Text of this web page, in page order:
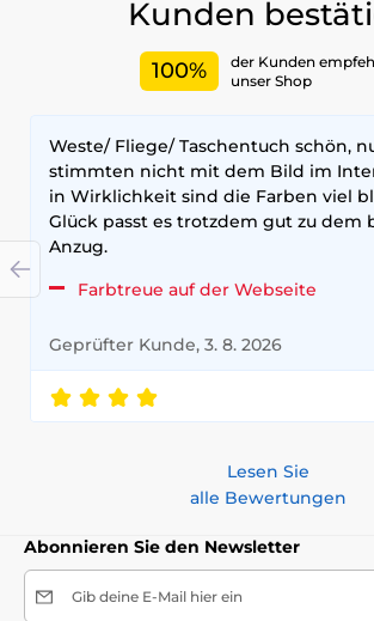
Kunden
100%
der Kunden
unser Shop
Weste/ Fliege/ Taschentuch schön,
stimmten nicht mit dem Bild im
in Wirklichkeit sind die Farben viel
Glück passt es trotzdem gut zu dem
Anzug.
Farbtreue auf der Webseite
Geprüfter Kunde, 3. 8. 2026
Lesen Sie
alle Bewertungen
Abonnieren Sie den Newsletter
Gib deine E-Mail hier ein